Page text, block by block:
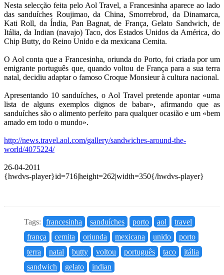
Nesta selecção feita pelo Aol Travel, a Francesinha aparece ao lado
das sanduíches Roujimao, da China, Smorrebrod, da Dinamarca,
Kati Roll, da Índia, Pan Bagnat, de França, Gelato Sandwich, de
Itália, da Indian (navajo) Taco, dos Estados Unidos da América, do
Chip Butty, do Reino Unido e da mexicana Cemita.
O Aol conta que a Francesinha, oriunda do Porto, foi criada por um
emigrante português que, quando voltou de França para a sua terra
natal, decidiu adaptar o famoso Croque Monsieur à cultura nacional.
Apresentando 10 sanduíches, o Aol Travel pretende apontar «uma
lista de alguns exemplos dignos de babar», afirmando que as
sanduíches são o alimento perfeito para qualquer ocasião e um «bem
amado em todo o mundo».
http://news.travel.aol.com/gallery/sandwiches-around-the-
world/4075224/
26-04-2011
{hwdvs-player}id=716|height=262|width=350{/hwdvs-player}
Tags: francesinha sanduíches porto aol
travel
frança
cemita oriunda mexicana unido
porto
terra
natal butty voltou português taco
itália
sandwich
gelato indian